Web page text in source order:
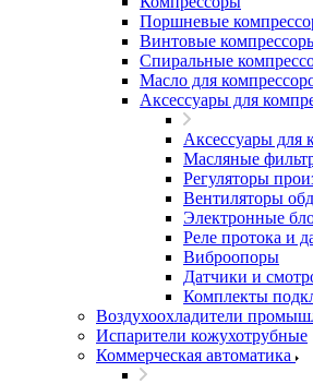
Поршневые
Винтовые
Спиральные
Масло для
Аксессуары для
Аксессуары для
Масляные
Регуляторы
Вентиляторы
Электронные
Реле протока и
Виброопоры
Датчики и
Комплекты
Воздухоохладители
Испарители кожухотрубные
Коммерческая автоматика